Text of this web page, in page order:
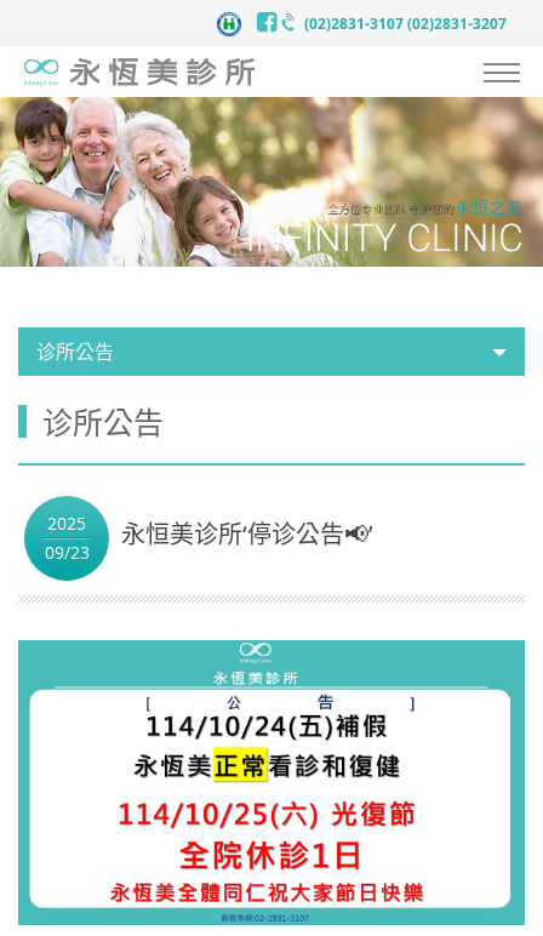
(02)2831-3107(02)2831-3207
认识永恒美
抗衰老预防医学
服务项目
医师团队
医疗新知
新闻中心
联络我们
简体中文
诊所公告
诊所公告
2025
09/23
永恒美诊所‘停诊公告📢’